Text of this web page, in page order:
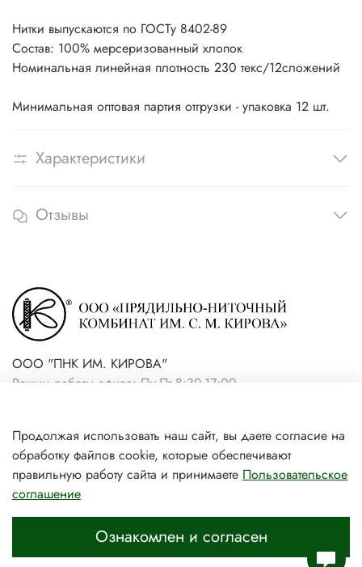
Нитки выпускаются по ГОСТу 8402-89
Состав: 100% мерсеризованный хлопок
Номинальная линейная плотность 230 текс/12сложений
Минимальная оптовая партия отгрузки - упаковка 12 шт.
Характеристики
Отзывы
ООО "ПНК ИМ. КИРОВА"
Режим работы офиса: Пн-Пт 8:30-17:00
магазин)
+7(931) 239-81-06 (розничный
магазин)
Продолжая использовать наш сайт, вы даете согласие на
обработку файлов cookie, которые обеспечивают
правильную работу сайта и принимаете Пользовательское
соглашение
Ознакомлен и согласен